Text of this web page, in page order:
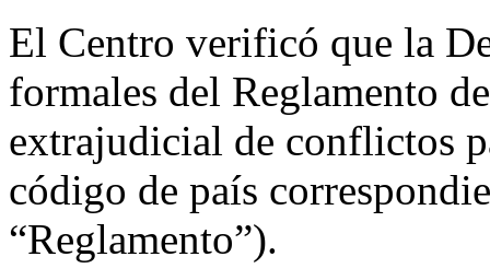
El Centro verificó que la
formales del Reglamento
extrajudicial de conflictos
código de país
“Reglamento”).